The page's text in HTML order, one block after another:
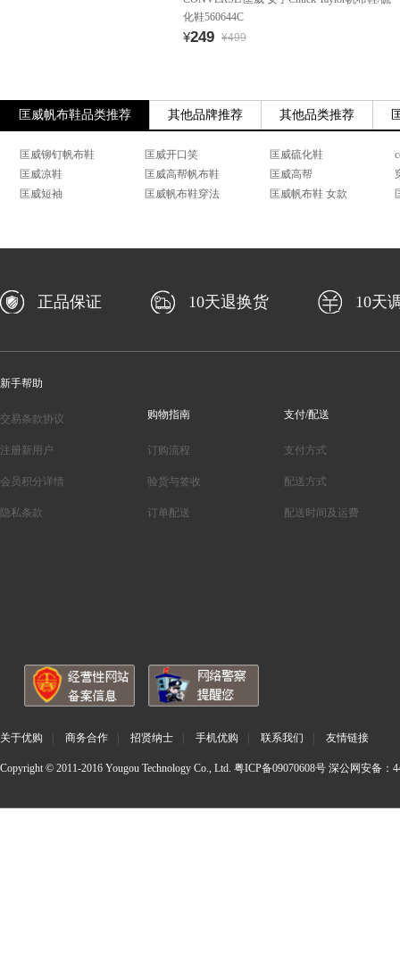
化鞋560644C
¥249 ¥499
匡威帆布鞋品类推荐 其他品牌推荐 其他品类推荐
匡威铆钉帆布鞋 匡威开口笑 匡威硫化鞋
匡威凉鞋
匡威高帮帆布鞋 匡威高帮
匡威短袖
匡威帆布鞋穿法 匡威帆布鞋 女款
正品保证 10天退换货 10天
新手帮助
交易条款协议
注册新用户
会员积分详情
隐私条款
购物指南
订购流程
验货与签收
订单配送
支付/配送
支付方式
配送方式
配送时间及运费
关于优购 商务合作 招贤纳士 手机优购 联系我们 友情链接
Copyright © 2011-2016 Yougou Technology Co., Ltd. 粤ICP备09070608号 深公网安备：